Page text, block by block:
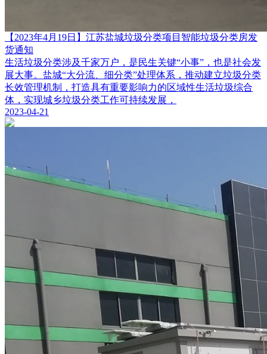
【2023年4月19日】江苏盐城垃圾分类项目智能垃圾分类房发
货通知
生活垃圾分类涉及千家万户，是民生关键“小事”，也是社会发
展大事。盐城“大分流、细分类”处理体系，推动建立垃圾分类
长效管理机制，打造具有重要影响力的区域性生活垃圾综合
体，实现城乡垃圾分类工作可持续发展，
2023-04-21